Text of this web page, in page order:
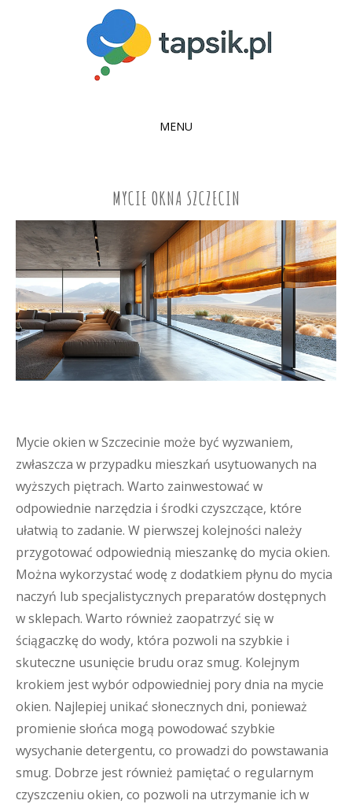
MENU
MYCIE OKNA SZCZECIN
Mycie okien w Szczecinie może być wyzwaniem,
zwłaszcza w przypadku mieszkań usytuowanych na
wyższych piętrach. Warto zainwestować w
odpowiednie narzędzia i środki czyszczące, które
ułatwią to zadanie. W pierwszej kolejności należy
przygotować odpowiednią mieszankę do mycia okien.
Można wykorzystać wodę z dodatkiem płynu do mycia
naczyń lub specjalistycznych preparatów dostępnych
w sklepach. Warto również zaopatrzyć się w
ściągaczkę do wody, która pozwoli na szybkie i
skuteczne usunięcie brudu oraz smug. Kolejnym
krokiem jest wybór odpowiedniej pory dnia na mycie
okien. Najlepiej unikać słonecznych dni, ponieważ
promienie słońca mogą powodować szybkie
wysychanie detergentu, co prowadzi do powstawania
smug. Dobrze jest również pamiętać o regularnym
czyszczeniu okien, co pozwoli na utrzymanie ich w